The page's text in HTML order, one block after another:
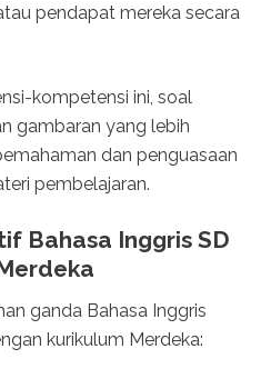
pendapat mereka secara
kompetensi ini, soal
gambaran yang lebih
dan penguasaan
pembelajaran.
Bahasa Inggris SD
ganda Bahasa Inggris
kurikulum Merdeka: